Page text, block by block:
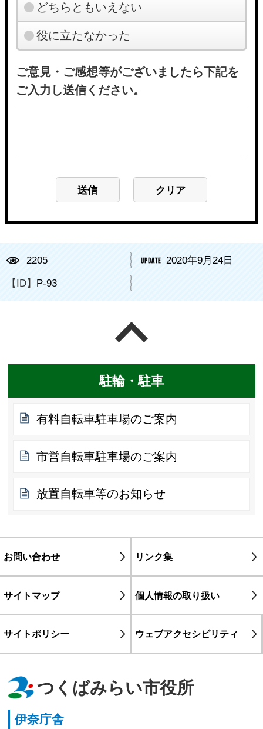
どちらともいえない
役に立たなかった
ご意見・ご感想等がございましたら下記を
ご入力し送信ください。
2205 2020年9月24日
【ID】 P-93
駐輪・駐車
有料自転車駐車場のご案内
市営自転車駐車場のご案内
放置自転車等のお知らせ
お問い合わせ リンク集
サイトマップ 個人情報の取り扱い
サイトポリシー ウェブアクセシビリティ
つくばみらい市役所
伊奈庁舎